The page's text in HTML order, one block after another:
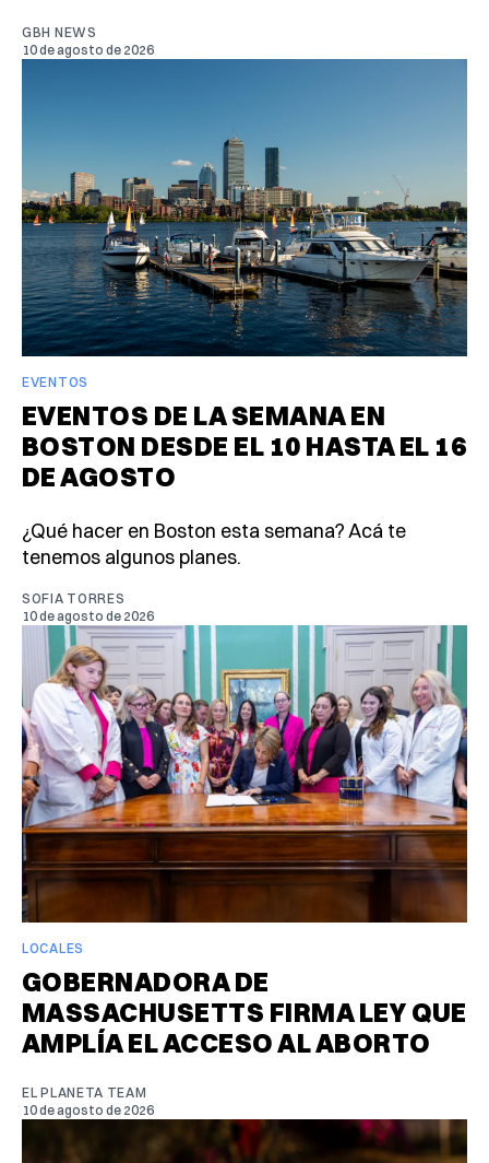
GBH NEWS
10 de agosto de 2026
EVENTOS
EVENTOS DE LA SEMANA EN
BOSTON DESDE EL 10 HASTA EL 16
DE AGOSTO
¿Qué hacer en Boston esta semana? Acá te
tenemos algunos planes.
SOFIA TORRES
10 de agosto de 2026
LOCALES
GOBERNADORA DE
MASSACHUSETTS FIRMA LEY QUE
AMPLÍA EL ACCESO AL ABORTO
EL PLANETA TEAM
10 de agosto de 2026